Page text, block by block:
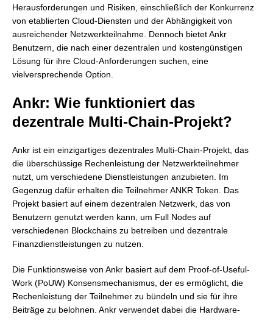
Herausforderungen und Risiken, einschließlich der Konkurrenz
von etablierten Cloud-Diensten und der Abhängigkeit von
ausreichender Netzwerkteilnahme. Dennoch bietet Ankr
Benutzern, die nach einer dezentralen und kostengünstigen
Lösung für ihre Cloud-Anforderungen suchen, eine
vielversprechende Option.
Ankr: Wie funktioniert das
dezentrale Multi-Chain-Projekt?
Ankr ist ein einzigartiges dezentrales Multi-Chain-Projekt, das
die überschüssige Rechenleistung der Netzwerkteilnehmer
nutzt, um verschiedene Dienstleistungen anzubieten. Im
Gegenzug dafür erhalten die Teilnehmer ANKR Token. Das
Projekt basiert auf einem dezentralen Netzwerk, das von
Benutzern genutzt werden kann, um Full Nodes auf
verschiedenen Blockchains zu betreiben und dezentrale
Finanzdienstleistungen zu nutzen.
Die Funktionsweise von Ankr basiert auf dem Proof-of-Useful-
Work (PoUW) Konsensmechanismus, der es ermöglicht, die
Rechenleistung der Teilnehmer zu bündeln und sie für ihre
Beiträge zu belohnen. Ankr verwendet dabei die Hardware-